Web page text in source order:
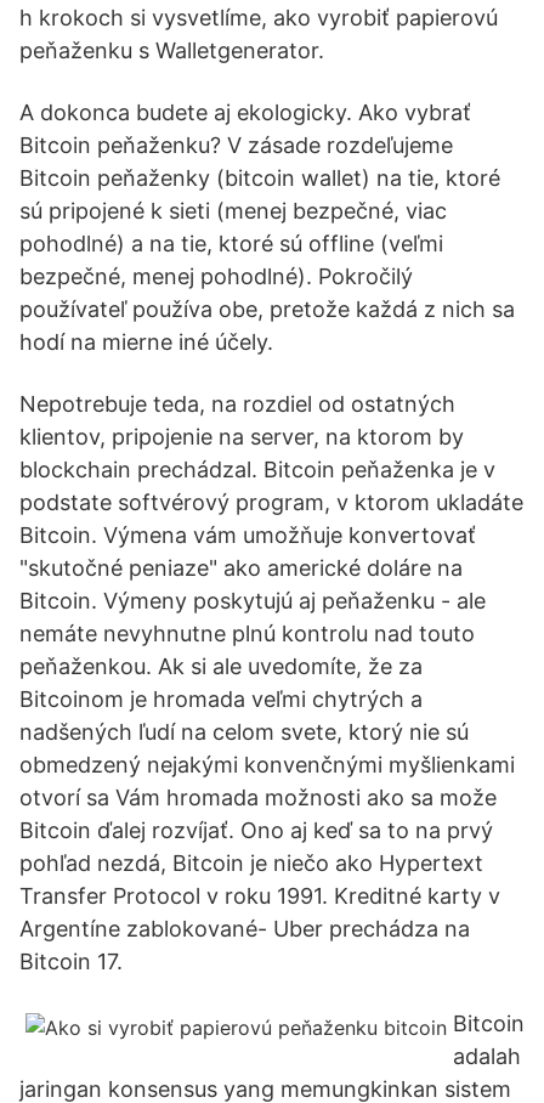
h krokoch si vysvetlíme, ako vyrobiť papierovú
peňaženku s Walletgenerator.
A dokonca budete aj ekologicky. Ako vybrať
Bitcoin peňaženku? V zásade rozdeľujeme
Bitcoin peňaženky (bitcoin wallet) na tie, ktoré
sú pripojené k sieti (menej bezpečné, viac
pohodlné) a na tie, ktoré sú offline (veľmi
bezpečné, menej pohodlné). Pokročilý
používateľ používa obe, pretože každá z nich sa
hodí na mierne iné účely.
Nepotrebuje teda, na rozdiel od ostatných
klientov, pripojenie na server, na ktorom by
blockchain prechádzal. Bitcoin peňaženka je v
podstate softvérový program, v ktorom ukladáte
Bitcoin. Výmena vám umožňuje konvertovať
"skutočné peniaze" ako americké doláre na
Bitcoin. Výmeny poskytujú aj peňaženku - ale
nemáte nevyhnutne plnú kontrolu nad touto
peňaženkou. Ak si ale uvedomíte, že za
Bitcoinom je hromada veľmi chytrých a
nadšených ľudí na celom svete, ktorý nie sú
obmedzený nejakými konvenčnými myšlienkami
otvorí sa Vám hromada možnosti ako sa može
Bitcoin ďalej rozvíjať. Ono aj keď sa to na prvý
pohľad nezdá, Bitcoin je niečo ako Hypertext
Transfer Protocol v roku 1991. Kreditné karty v
Argentíne zablokované- Uber prechádza na
Bitcoin 17.
Bitcoin
adalah
jaringan konsensus yang memungkinkan sistem